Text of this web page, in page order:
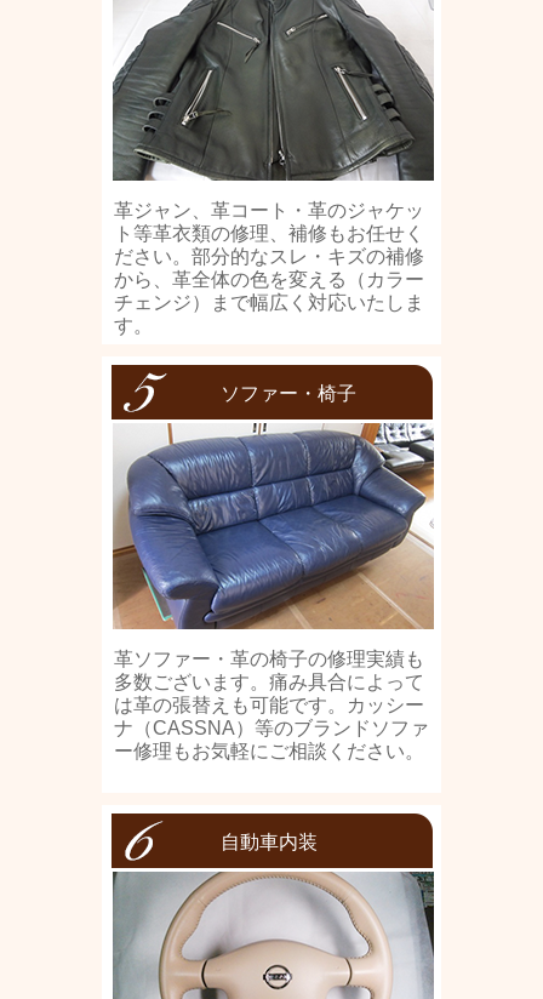
革ジャン、革コート・革のジャケッ
ト等革衣類の修理、補修もお任せく
ださい。部分的なスレ・キズの補修
から、革全体の色を変える（カラー
チェンジ）まで幅広く対応いたしま
す。
ソファー・椅子
革ソファー・革の椅子の修理実績も
多数ございます。痛み具合によって
は革の張替えも可能です。カッシー
ナ（CASSNA）等のブランドソファ
ー修理もお気軽にご相談ください。
自動車内装